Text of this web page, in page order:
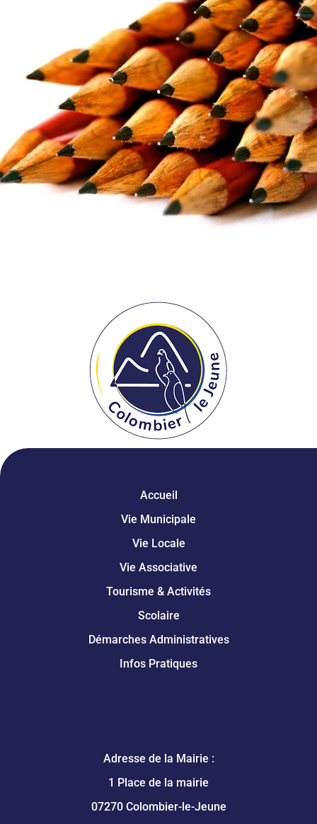
Accueil
Vie Municipale
Vie Locale
Vie Associative
Tourisme & Activités
Scolaire
Démarches Administratives
Infos Pratiques
Adresse de la Mairie :
1 Place de la mairie
07270 Colombier-le-Jeune